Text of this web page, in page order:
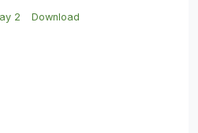
2 Download